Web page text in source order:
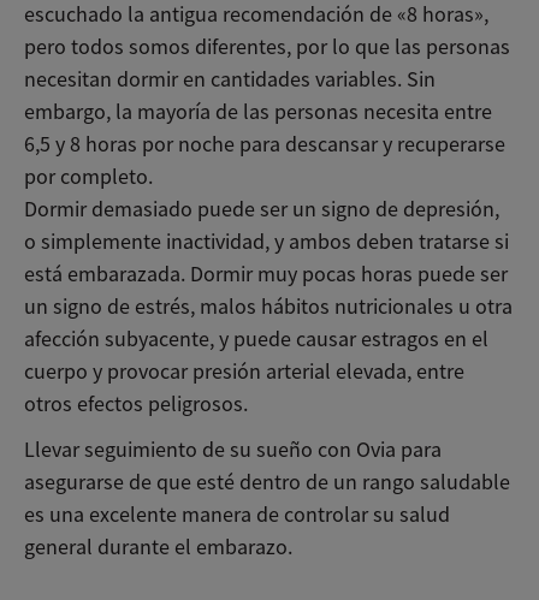
escuchado la antigua recomendación de «8 horas»,
pero todos somos diferentes, por lo que las personas
necesitan dormir en cantidades variables. Sin
embargo, la mayoría de las personas necesita entre
6,5 y 8 horas por noche para descansar y recuperarse
por completo.
Dormir demasiado puede ser un signo de depresión,
o simplemente inactividad, y ambos deben tratarse si
está embarazada. Dormir muy pocas horas puede ser
un signo de estrés, malos hábitos nutricionales u otra
afección subyacente, y puede causar estragos en el
cuerpo y provocar presión arterial elevada, entre
otros efectos peligrosos.
Llevar seguimiento de su sueño con Ovia para
asegurarse de que esté dentro de un rango saludable
es una excelente manera de controlar su salud
general durante el embarazo.